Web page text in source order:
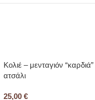
Κολιέ – μενταγιόν
ατσάλι
25,00 €